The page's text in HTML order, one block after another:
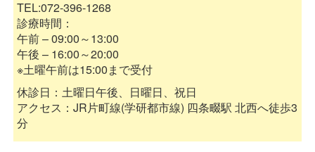
TEL:072-396-1268
診療時間：
午前 – 09:00～13:00
午後 – 16:00～20:00
※土曜午前は15:00まで受付
休診日：土曜日午後、日曜日、祝日
アクセス：JR片町線(学研都市線) 四条畷駅 北西へ徒歩3
分